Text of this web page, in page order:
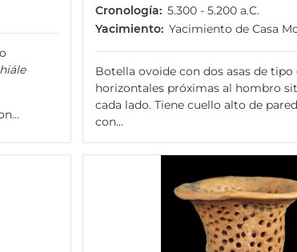
Cronología
5.300 - 5.200 a.C.
Yacimiento Yacimiento de Casa
Botella ovoide con dos asas de tipo
horizontales próximas al hombro
cada lado. Tiene cuello alto de
con...